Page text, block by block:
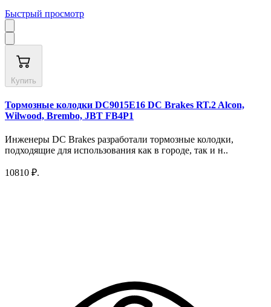
Быстрый просмотр
Купить
Тормозные колодки DC9015E16 DC Brakes RT.2 Alcon,
Wilwood, Brembo, JBT FB4P1
Инженеры DC Brakes разработали тормозные колодки,
подходящие для использования как в городе, так и н..
10810 ₽.